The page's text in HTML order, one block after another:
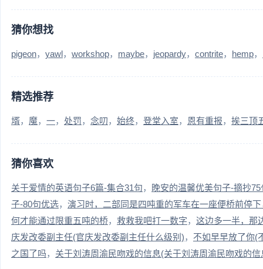
猜你想找
pigeon yawl workshop maybe jeopardy contrite hemp
精选推荐
壻 魔 一 处罚 念叨 始终 登堂入室 恩有重报 挨三顶
猜你喜欢
关于爱情的英语句子6篇-集合31句
晚安的温馨优美句子-摘抄75
子-80句优选
演习时，二部同是四吨重的军车在一座便桥前停
何才能通过限重五吨的桥
救救我吧打一数字
这边多一半，那
庆发改委副主任(官庆发改委副主任什么级别)
不如早早放了你(
之国了吗
关于刘涛周渝民吻戏的信息(关于刘涛周渝民吻戏的信